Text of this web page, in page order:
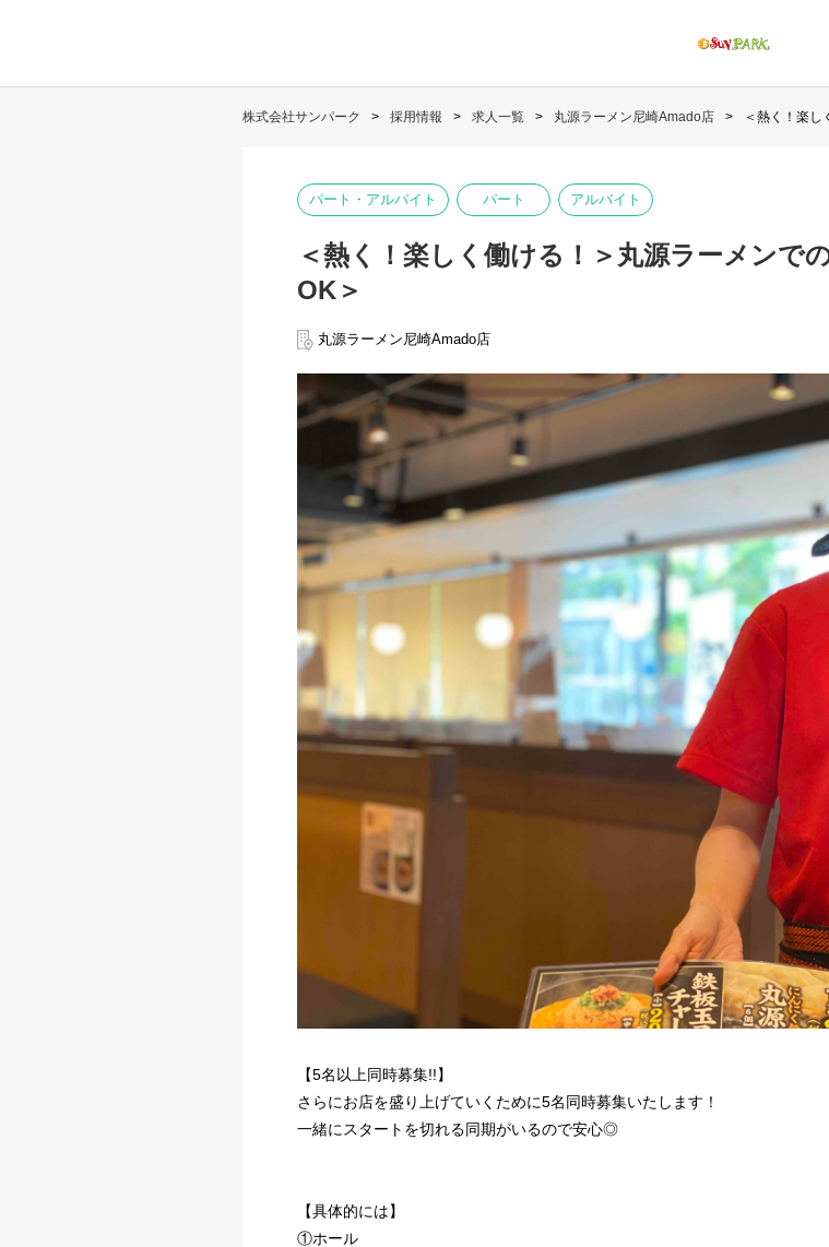
株式会社サンパーク 採用情報 求人一覧 丸源ラーメン尼崎Amado店 ＜熱く！楽し
パート・アルバイト パート アルバイト
＜熱く！楽しく働ける！＞丸源ラーメンで
OK＞
丸源ラーメン尼崎Amado店
【5名以上同時募集!!】
さらにお店を盛り上げていくために5名同時募集いたします！
一緒にスタートを切れる同期がいるので安心◎
【具体的には】
①ホール